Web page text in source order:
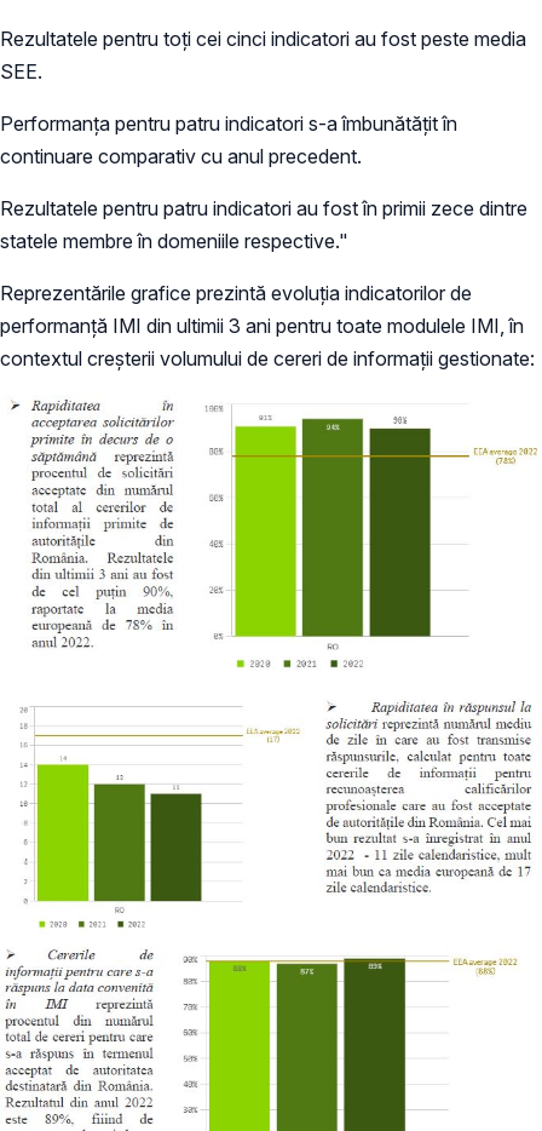
Rezultatele pentru toți cei cinci indicatori au fost peste media
SEE.
Performanța pentru patru indicatori s-a îmbunătățit în
continuare comparativ cu anul precedent.
Rezultatele pentru patru indicatori au fost în primii zece dintre
statele membre în domeniile respective."
Reprezentările grafice prezintă evoluția indicatorilor de
performanță IMI din ultimii 3 ani pentru toate modulele IMI, în
contextul creșterii volumului de cereri de informații gestionate: